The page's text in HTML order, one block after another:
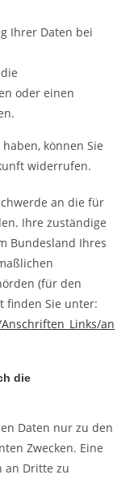
Ihrer Daten bei
oder einen
können Sie
widerrufen.
an die für
Ihre zuständige
Bundesland Ihres
(für den
finden Sie unter:
an
die
Daten nur zu den
Zwecken. Eine
an Dritte zu